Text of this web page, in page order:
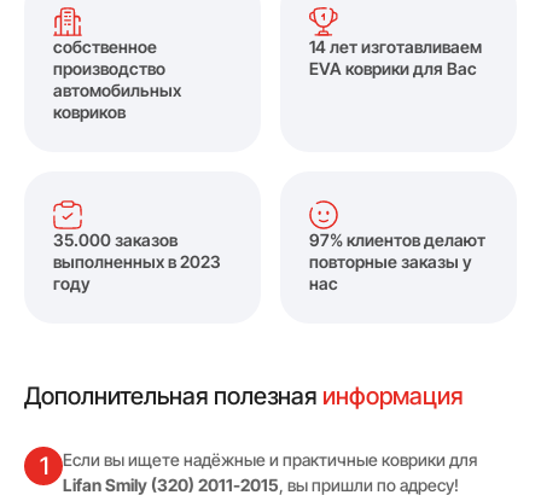
собственное
производство
автомобильных
ковриков
14 лет изготавливаем
EVA коврики для Вас
35.000 заказов
выполненных в 2023
году
97% клиентов делают
повторные заказы у
нас
Дополнительная полезная информация
1
Если вы ищете надёжные и практичные коврики для
Lifan Smily (320) 2011-2015, вы пришли по адресу!